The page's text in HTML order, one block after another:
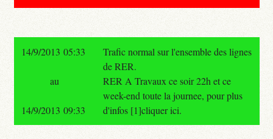
14/9/2013 05:33
Trafic normal sur l'ensemble des lignes
de RER.
RER A Travaux ce soir 22h et ce
week-end toute la journee, pour plus
d'infos [1]cliquer ici.
au
14/9/2013 09:33